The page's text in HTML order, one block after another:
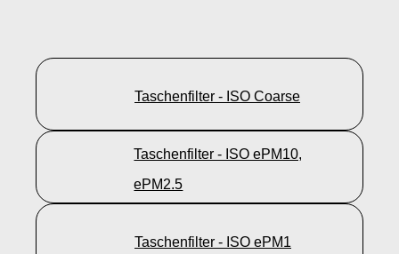
Taschenfilter - ISO Coarse
Taschenfilter - ISO ePM10,
ePM2.5
Taschenfilter - ISO ePM1